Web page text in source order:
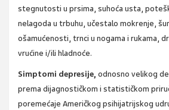
stegnutosti u prsima, suhoća usta,
nelagoda u trbuhu, učestalo mokrenje,
ošamućenosti, trnci u nogama i rukama,
vrućine i/ili hladnoće.
Simptomi depresije, odnosno velikog
prema dijagnostičkom i statističkom
poremećaje Američkog psihijatrijskog